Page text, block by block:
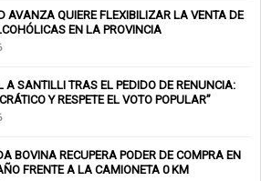
AVANZA QUIERE FLEXIBILIZAR LA VENTA DE
EN LA PROVINCIA
A SANTILLI TRAS EL PEDIDO DE RENUNCIA:
Y RESPETE EL VOTO POPULAR”
BOVINA RECUPERA PODER DE COMPRA EN
FRENTE A LA CAMIONETA 0 KM